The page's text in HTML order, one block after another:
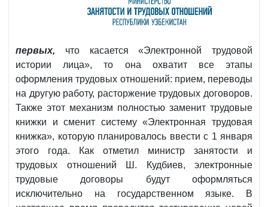
первых, что касается «Электронной трудовой
истории лица», то она охватит все этапы
оформления трудовых отношений: прием, переводы
на другую работу, расторжение трудовых договоров.
Также этот механизм полностью заменит трудовые
книжки и сменит систему «Электронная трудовая
книжка», которую планировалось ввести с 1 января
этого года. Как отметил министр занятости и
трудовых отношений Ш. Кудбиев, электронные
трудовые договоры будут оформляться
исключительно на государственном языке. В